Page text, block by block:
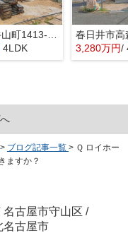
春日井市牛山町1413-8『仲介料無料』新築戸建て
4LDK 3,280万円/
> ブログ記事一覧 > Ｑ ロイホー
ますか？
名古屋市守山区 /
名古屋市